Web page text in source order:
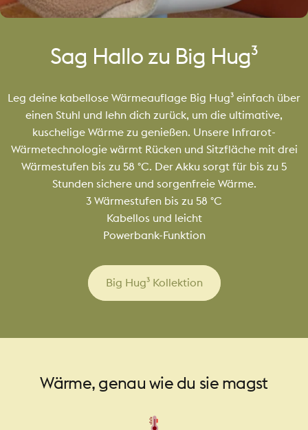
Sag Hallo zu Big Hug³
Leg deine kabellose Wärmeauflage Big Hug³ einfach über
einen Stuhl und lehn dich zurück, um die ultimative,
kuschelige Wärme zu genießen. Unsere Infrarot-
Wärmetechnologie wärmt Rücken und Sitzfläche mit drei
Wärmestufen bis zu 58 °C. Der Akku sorgt für bis zu 5
Stunden sichere und sorgenfreie Wärme.
3 Wärmestufen bis zu 58 °C
Kabellos und leicht
Powerbank-Funktion
Big Hug³ Kollektion
Wärme, genau wie du sie magst